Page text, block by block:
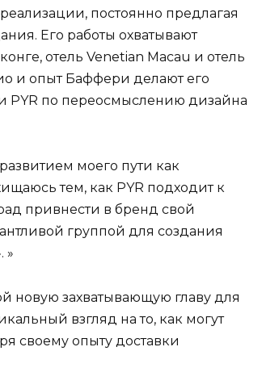
постоянно предлагая
Его работы охватывают
отель Venetian Macau и отель
и опыт Баффери делают его
по переосмыслению дизайна
моего пути как
тем, как PYR подходит к
привнести в бренд свой
группой для создания
»
новую захватывающую главу для
взгляд на то, как могут
своему опыту доставки